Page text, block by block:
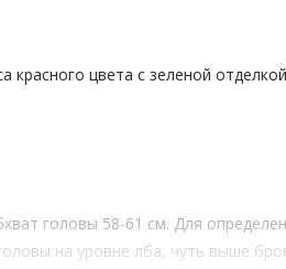
цвета с зеленой
головы 58-61 см. Для
на уровне лба, чуть выше